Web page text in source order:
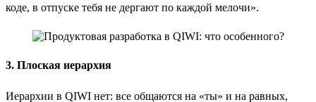
коде, в отпуске тебя не дергают по каждой мелочи».
3. Плоская иерархия
Иерархии в QIWI нет: все общаются на «ты» и на равных,